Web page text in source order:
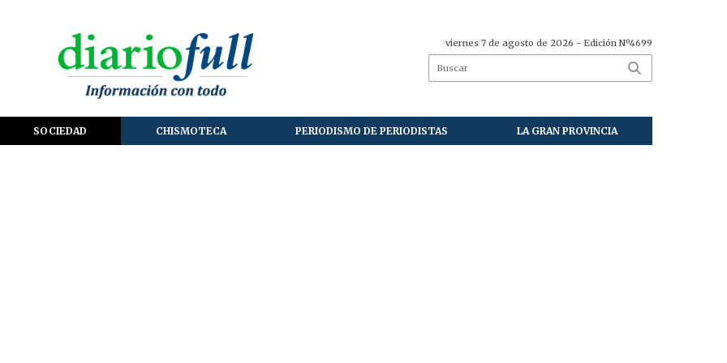
viernes 7 de agosto de 2026 - Edición Nº4699
SOCIEDAD CHISMOTECA PERIODISMO DE PERIODISTAS LA GRAN PROVINCIA